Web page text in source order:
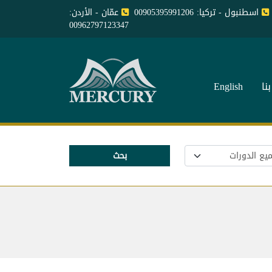
اسطنبول - تركيا: 00905395991206 عمّان - الأردن:
00962797123347
English
بحث